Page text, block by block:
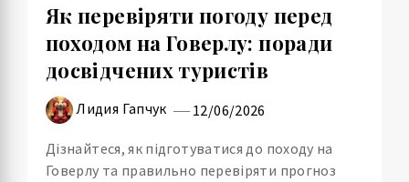
Як перевіряти погоду перед
походом на Говерлу: поради
досвідчених туристів
Лидия Гапчук 12/06/2026
Дізнайтеся, як підготуватися до походу на
Говерлу та правильно перевіряти прогноз